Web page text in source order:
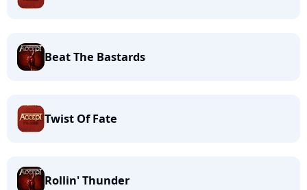
Beat The Bastards
Twist Of Fate
Rollin' Thunder